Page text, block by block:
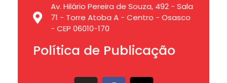
Av. Hilário Pereira de Souza, 492 - Sala
71 - Torre Atoba A - Centro - Osasco
- CEP 06010-170
Política de Publicação